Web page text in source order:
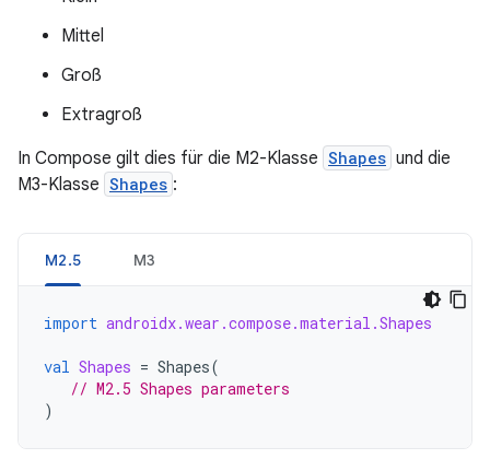
Mittel
Groß
Extragroß
In Compose gilt dies für die M2-Klasse Shapes und die
M3-Klasse Shapes :
M2.5 M3
import androidx.wear.compose.material.Shapes
val Shapes = Shapes(
// M2.5 Shapes parameters
)